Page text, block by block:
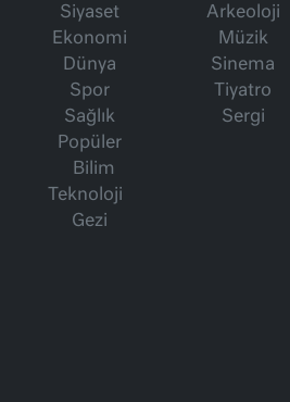
Siyaset
Ekonomi
Dünya
Spor
Sağlık
Popüler
Bilim
Teknoloji
Gezi
Arkeoloji
Müzik
Sinema
Tiyatro
Sergi